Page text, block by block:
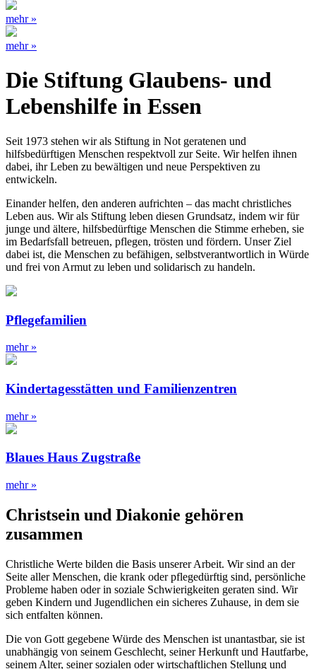
mehr »
mehr »
Die Stiftung Glaubens- und
Lebenshilfe in Essen
Seit 1973 stehen wir als Stiftung in Not geratenen und
hilfsbedürftigen Menschen respektvoll zur Seite. Wir helfen ihnen
dabei, ihr Leben zu bewältigen und neue Perspektiven zu
entwickeln.
Einander helfen, den anderen aufrichten – das macht christliches
Leben aus. Wir als Stiftung leben diesen Grundsatz, indem wir für
junge und ältere, hilfsbedürftige Menschen die Stimme erheben, sie
im Bedarfsfall betreuen, pflegen, trösten und fördern. Unser Ziel
dabei ist, die Menschen zu befähigen, selbstverantwortlich in Würde
und frei von Armut zu leben und solidarisch zu handeln.
Pflegefamilien
mehr »
Kindertagesstätten und Familienzentren
mehr »
Blaues Haus Zugstraße
mehr »
Christsein und Diakonie gehören
zusammen
Christliche Werte bilden die Basis unserer Arbeit. Wir sind an der
Seite aller Menschen, die krank oder pflegedürftig sind, persönliche
Probleme haben oder in soziale Schwierigkeiten geraten sind. Wir
geben Kindern und Jugendlichen ein sicheres Zuhause, in dem sie
sich entfalten können.
Die von Gott gegebene Würde des Menschen ist unantastbar, sie ist
unabhängig von seinem Geschlecht, seiner Herkunft und Hautfarbe,
seinem Alter, seiner sozialen oder wirtschaftlichen Stellung und